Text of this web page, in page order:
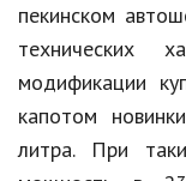
Hi-Tech.
Авто, мото
Дом и сад
Недвижимость
пекинском
технических
модификации
капотом
литра. При